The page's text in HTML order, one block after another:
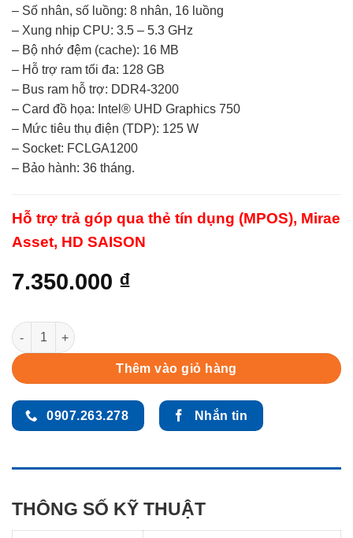
– Số nhân, số luồng: 8 nhân, 16 luồng
– Xung nhịp CPU: 3.5 – 5.3 GHz
– Bộ nhớ đệm (cache): 16 MB
– Hỗ trợ ram tối đa: 128 GB
– Bus ram hỗ trợ: DDR4-3200
– Card đồ họa: Intel® UHD Graphics 750
– Mức tiêu thụ điện (TDP): 125 W
– Socket: FCLGA1200
– Bảo hành: 36 tháng.
Hỗ trợ trả góp qua thẻ tín dụng (MPOS), Mirae
Asset, HD SAISON
7.350.000 ₫
CPU Intel Core i9-11900K (Up to 5.3 GHz, 8 Nhân 16 Luồng,
Thêm vào giỏ hàng
0907.263.278 Nhắn tin
THÔNG SỐ KỸ THUẬT